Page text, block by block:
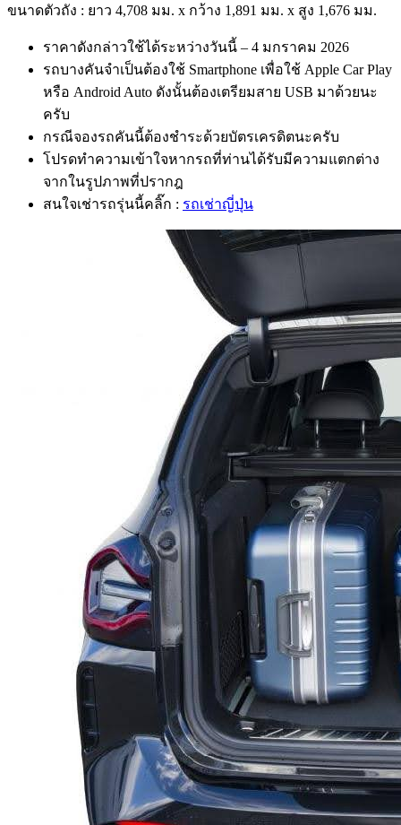
ขนาดตัวถัง : ยาว 4,708 มม. x กว้าง 1,891 มม. x สูง 1,676 มม.
ราคาดังกล่าวใช้ได้ระหว่างวันนี้ – 4 มกราคม 2026
รถบางคันจำเป็นต้องใช้ Smartphone เพื่อใช้ Apple Car Play
หรือ Android Auto ดังนั้นต้องเตรียมสาย USB มาด้วยนะ
ครับ
กรณีจองรถคันนี้ต้องชำระด้วยบัตรเครดิตนะครับ
โปรดทำความเข้าใจหากรถที่ท่านได้รับมีความแตกต่าง
จากในรูปภาพที่ปรากฎ
สนใจเช่ารถรุ่นนี้คลิ๊ก : รถเช่าญี่ปุ่น